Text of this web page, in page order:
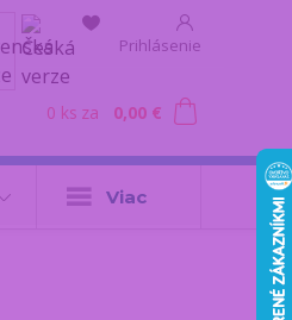
Prihlásenie
0 ks za 0,00 €
Viac